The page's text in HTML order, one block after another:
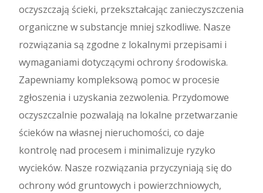
oczyszczają ścieki, przekształcając zanieczyszczenia
organiczne w substancje mniej szkodliwe. Nasze
rozwiązania są zgodne z lokalnymi przepisami i
wymaganiami dotyczącymi ochrony środowiska.
Zapewniamy kompleksową pomoc w procesie
zgłoszenia i uzyskania zezwolenia. Przydomowe
oczyszczalnie pozwalają na lokalne przetwarzanie
ścieków na własnej nieruchomości, co daje
kontrolę nad procesem i minimalizuje ryzyko
wycieków. Nasze rozwiązania przyczyniają się do
ochrony wód gruntowych i powierzchniowych,